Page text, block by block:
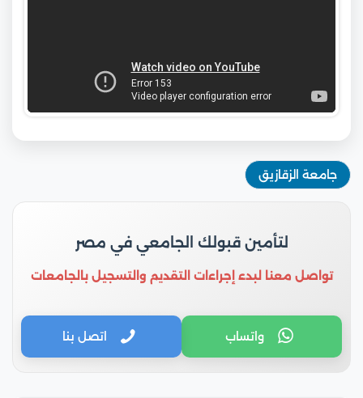
جامعة الزقازيق
لتأمين قبولك الجامعي في مصر
تواصل معنا لبدء إجراءات التقديم والتسجيل بالجامعات
واتساب اتصل بنا